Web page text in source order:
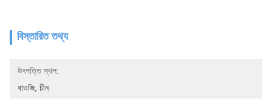
বিস্তারিত তথ্য
উৎপত্তি স্থল:
বাওজি, চীন